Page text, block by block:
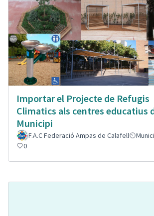
Importar el Projecte de Refugis
Climatics als centres educatius
Municipi
F.A.C Federació Ampas de Calafell
0